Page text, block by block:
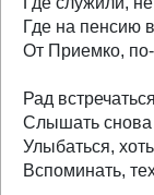
Где на пенсию
От Приемко,
Рад
Слышать
Улыбаться,
Вспоминать,